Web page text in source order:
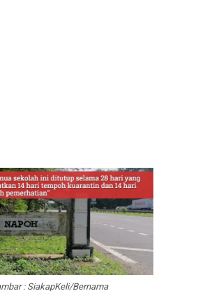
: SiakapKeli/Bernama